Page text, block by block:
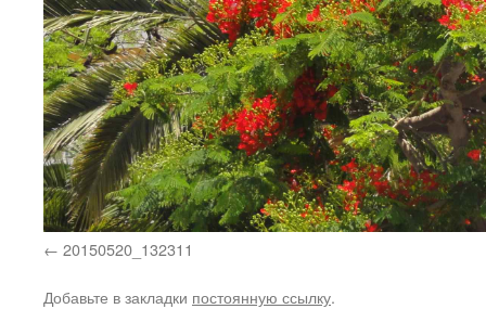
20150520_132311
Добавьте в закладки постоянную ссылку.